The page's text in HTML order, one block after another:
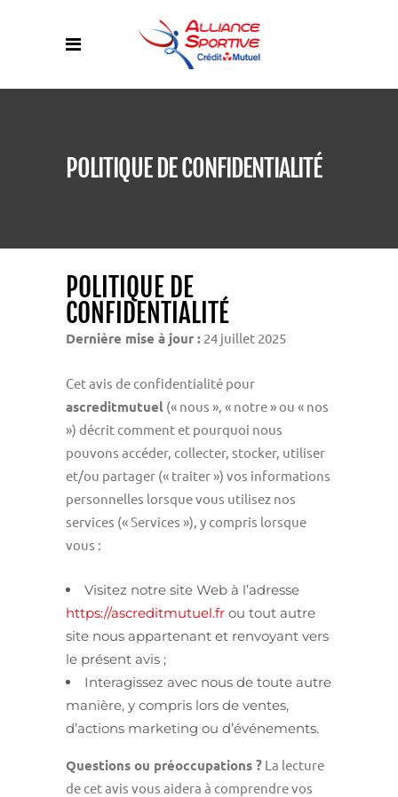
POLITIQUE DE CONFIDENTIALITÉ
POLITIQUE DE
CONFIDENTIALITÉ
Dernière mise à jour : 24 juillet 2025
Cet avis de confidentialité pour
ascreditmutuel (« nous », « notre » ou « nos
») décrit comment et pourquoi nous
pouvons accéder, collecter, stocker, utiliser
et/ou partager (« traiter ») vos informations
personnelles lorsque vous utilisez nos
services (« Services »), y compris lorsque
vous :
Visitez notre site Web à l’adresse
https://ascreditmutuel.fr ou tout autre
site nous appartenant et renvoyant vers
le présent avis ;
Interagissez avec nous de toute autre
manière, y compris lors de ventes,
d’actions marketing ou d’événements.
Questions ou préoccupations ? La lecture
de cet avis vous aidera à comprendre vos